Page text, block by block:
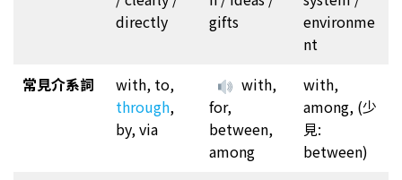
directly
gifts
environme
nt
常見介系詞
with, to,
through,
by, via
with,
for,
between,
among
with,
among, (少
見:
between)